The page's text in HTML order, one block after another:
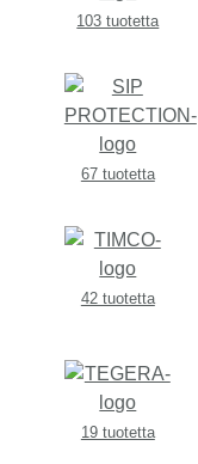
103 tuotetta
67 tuotetta
42 tuotetta
19 tuotetta